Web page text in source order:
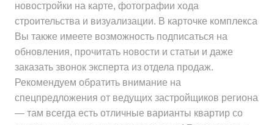
новостройки на карте, фотографии хода
строительства и визуализации. В карточке комплекса
Вы также имеете возможность подписаться на
обновления, прочитать новости и статьи и даже
заказать звонок эксперта из отдела продаж.
Рекомендуем обратить внимание на
спецпредложения от ведущих застройщиков региона
— там всегда есть отличные варианты квартир со